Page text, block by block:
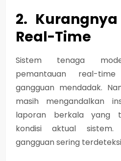
2.
Real-Time
Sistem tenaga
pemantauan real-
gangguan mendadak.
masih mengandalkan
laporan berkala yang
kondisi aktual sistem.
gangguan sering